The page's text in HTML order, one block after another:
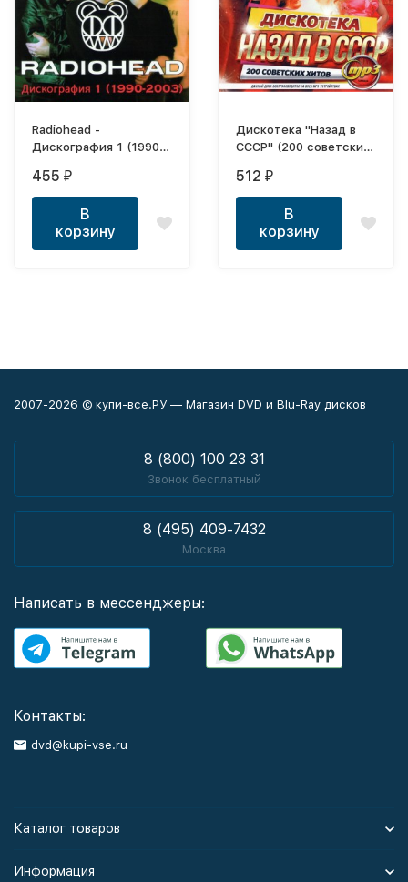
Radiohead -
Дискография 1 (1990-
455 ₽
В
корзину
Дискотека "Назад в
СССР" (200 советских
512 ₽
В
корзину
2007-2026 © купи-все.РУ — Магазин DVD и Blu-Ray дисков
8 (800) 100 23 31
Звонок бесплатный
8 (495) 409-7432
Москва
Написать в мессенджеры:
Контакты:
dvd@kupi-vse.ru
Каталог товаров
Информация